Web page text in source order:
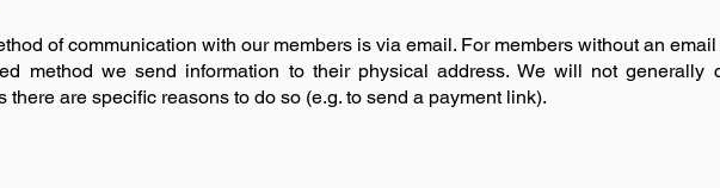
of communication with our members is via email. For members without an
method we send information to their physical address. We will not generally
are specific reasons to do so (e.g. to send a payment link).